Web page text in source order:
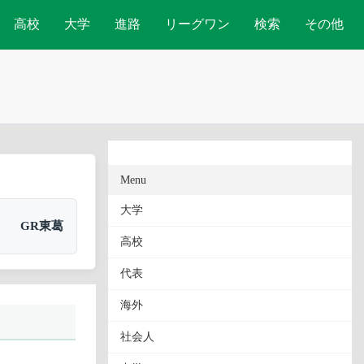
高校 大学 進路 リーグワン 検索 その他
GR東葛
Menu
大学
高校
代表
海外
社会人